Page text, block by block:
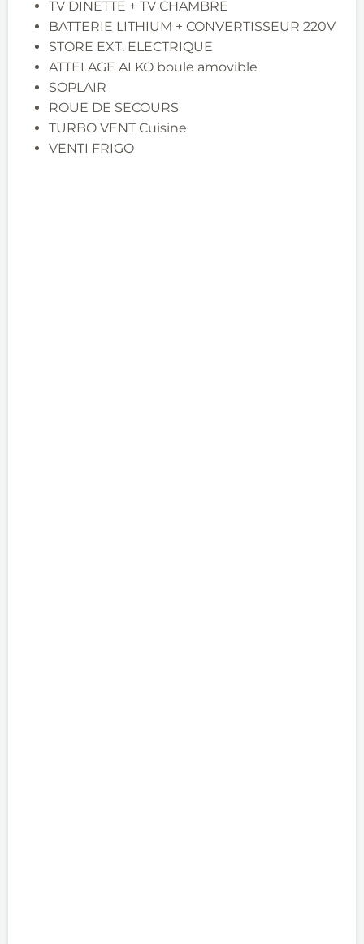
TV DINETTE + TV CHAMBRE
BATTERIE LITHIUM + CONVERTISSEUR 220V
STORE EXT. ELECTRIQUE
ATTELAGE ALKO boule amovible
SOPLAIR
ROUE DE SECOURS
TURBO VENT Cuisine
VENTI FRIGO